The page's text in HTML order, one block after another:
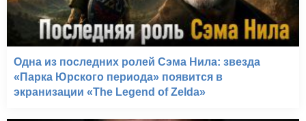
Одна из последних ролей Сэма Нила: звезда
«Парка Юрского периода» появится в
экранизации «The Legend of Zelda»